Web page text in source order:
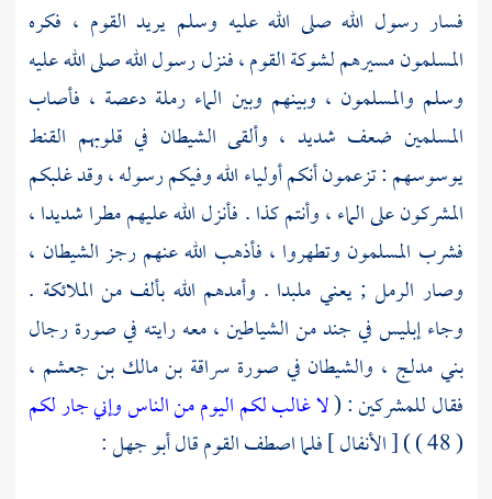
فسار رسول الله صلى الله عليه وسلم يريد القوم ، فكره
المسلمون مسيرهم لشوكة القوم ، فنزل رسول الله صلى الله عليه
وسلم والمسلمون ، وبينهم وبين الماء رملة دعصة ، فأصاب
المسلمين ضعف شديد ، وألقى الشيطان في قلوبهم القنط
يوسوسهم : تزعمون أنكم أولياء الله وفيكم رسوله ، وقد غلبكم
المشركون على الماء ، وأنتم كذا . فأنزل الله عليهم مطرا شديدا ،
فشرب المسلمون وتطهروا ، فأذهب الله عنهم رجز الشيطان ،
وصار الرمل ; يعني ملبدا . وأمدهم الله بألف من الملائكة .
وجاء إبليس في جند من الشياطين ، معه رايته في صورة رجال
بني مدلج ، والشيطان في صورة سراقة بن مالك بن جعشم ،
فقال للمشركين : (لا غالب لكم اليوم من الناس وإني جار لكم
( 48 ) ) [ الأنفال ] فلما اصطف القوم قال
أبو جهل: